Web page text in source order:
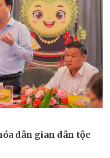
dân gian dân tộc